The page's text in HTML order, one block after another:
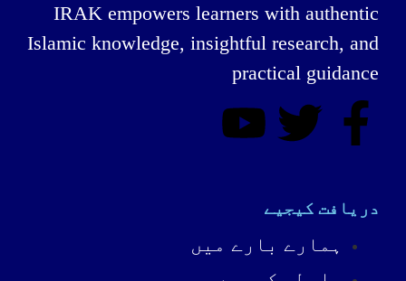
IRAK empowers learners with authentic
Islamic knowledge, insightful research, and
practical guidance
دریافت کیجیے
ہمارے بارے میں